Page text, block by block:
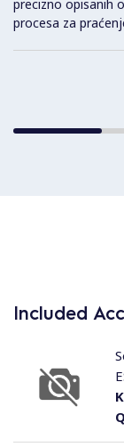
precizno opisanih
procesa za
Included